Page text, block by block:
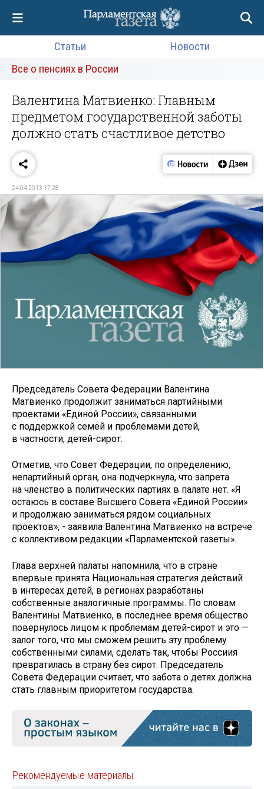
Статьи
Новости
Все о пенсиях в России
Валентина Матвиенко: Главным
предметом государственной заботы
должно стать счастливое детство
24.04.2013 17:28
Председатель Совета Федерации Валентина
Матвиенко продолжит заниматься партийными
проектами «Единой России», связанными
с поддержкой семей и проблемами детей,
в частности, детей-сирот.
Отметив, что Совет Федерации, по определению,
непартийный орган, она подчеркнула, что запрета
на членство в политических партиях в палате нет. «Я
остаюсь в составе Высшего Совета «Единой России»
и продолжаю заниматься рядом социальных
проектов», - заявила Валентина Матвиенко на встрече
с коллективом редакции «Парламентской газеты».
Глава верхней палаты напомнила, что в стране
впервые принята Национальная стратегия действий
в интересах детей, в регионах разработаны
собственные аналогичные программы. По словам
Валентины Матвиенко, в последнее время общество
повернулось лицом к проблемам детей-сирот и это —
залог того, что мы сможем решить эту проблему
собственными силами, сделать так, чтобы Россиия
превратилась в страну без сирот. Председатель
Совета Федерации считает, что забота о детях должна
стать главным приоритетом государства.
Рекомендуемые материалы